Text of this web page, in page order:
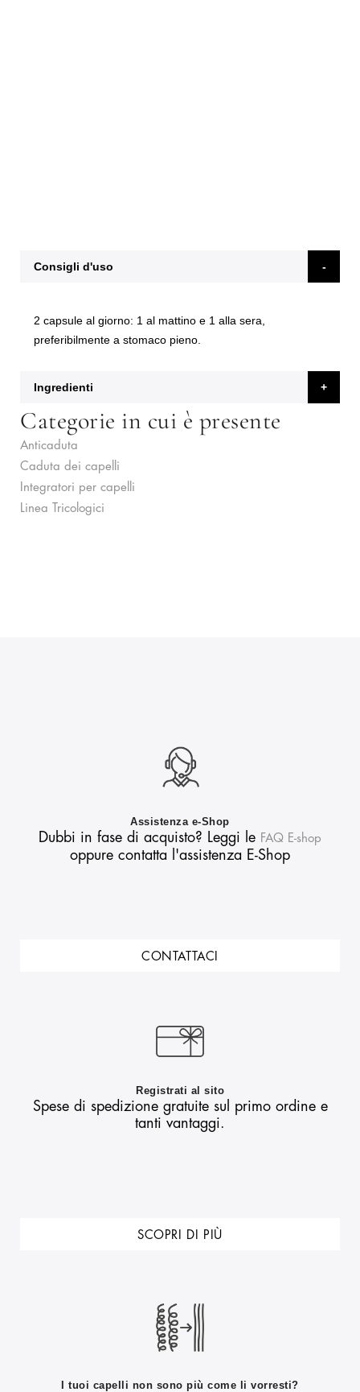
Consigli d'uso
2 capsule al giorno: 1 al mattino e 1 alla sera,
preferibilmente a stomaco pieno.
Ingredienti
Categorie in cui è presente
Anticaduta
Caduta dei capelli
Integratori per capelli
Linea Tricologici
Assistenza e-Shop
Dubbi in fase di acquisto? Leggi le FAQ E-shop
oppure contatta l'assistenza E-Shop
CONTATTACI
Registrati al sito
Spese di spedizione gratuite sul primo ordine e
tanti vantaggi.
SCOPRI DI PIÙ
I tuoi capelli non sono più come li vorresti?